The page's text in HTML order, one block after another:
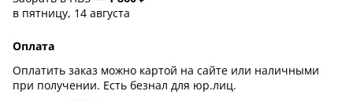
в пятницу, 14 августа
Оплата
Оплатить заказ можно картой на сайте или наличными
при получении. Есть безнал для юр.лиц.